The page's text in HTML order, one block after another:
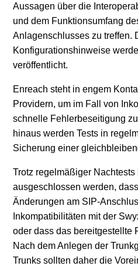
Aussagen über die
und dem Funktionsumfang
Anlagenschlusses zu treffen.
Konfigurationshinweise
veröffentlicht.
Enreach steht in engem
Providern, um im Fall von
schnelle Fehlerbeseitigung
hinaus werden Tests in
Sicherung einer
Trotz regelmäßiger Nachtests
ausgeschlossen werden,
Änderungen am SIP-
Inkompatibilitäten mit der
oder dass das bereitgestellte
Nach dem Anlegen der
Trunks sollten daher die